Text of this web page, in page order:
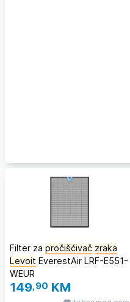
Filter za pročišćivač zraka
Levoit EverestAir LRF-E551-
WEUR
149,90 KM